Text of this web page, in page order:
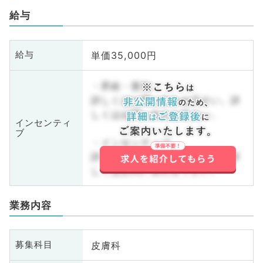
給与
給与 単価35,000円
インセンティ
ブ
・昇給・賞与
詳しくはお問い合わせ下さい。詳
しくはお問い合わせ下さい。
・インセンティブ
詳しくはお問い合わせ下さい。詳
しくはお問い合わせ下さい。
業務内容
募集科目 皮膚科